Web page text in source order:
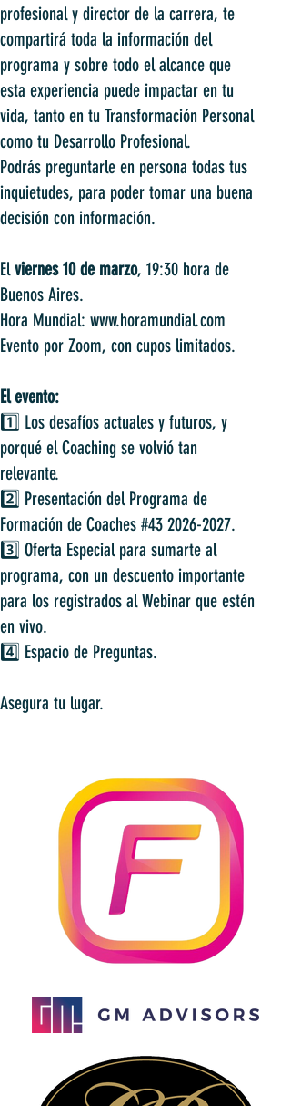
profesional y director de la carrera, te
compartirá toda la información del
programa y sobre todo el alcance que
esta experiencia puede impactar en tu
vida, tanto en tu Transformación Personal
como tu Desarrollo Profesional.
Podrás preguntarle en persona todas tus
inquietudes, para poder tomar una buena
decisión con información.
Elviernes 10 de marzo, 19:30 hora de
Buenos Aires.
Hora Mundial: www.horamundial.com
Evento por Zoom, con cupos limitados.
El evento:
1️⃣ Los desafíos actuales y futuros, y
porqué el Coaching se volvió tan
relevante.⁣⁣⁣
2️⃣ Presentación del Programa de
Formación de Coaches #43 2026-2027.⁣⁣⁣
3️⃣ Oferta Especial para sumarte al
programa, con un descuento importante
para los registrados al Webinar que estén
en vivo.⁣⁣⁣
4️⃣ Espacio de Preguntas.⁣⁣⁣
Asegura tu lugar.